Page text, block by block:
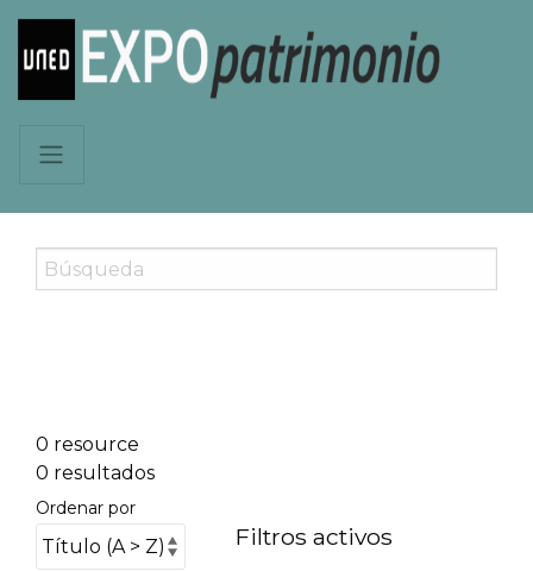
0 resource
0 resultados
Ordenar por
Filtros activos